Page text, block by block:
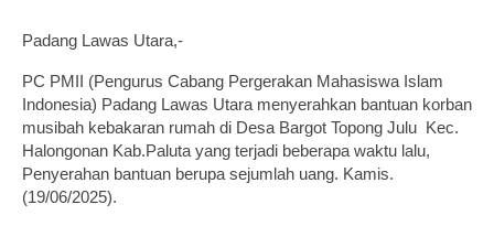
Padang Lawas Utara,-
PC PMII (Pengurus Cabang Pergerakan Mahasiswa Islam
Indonesia) Padang Lawas Utara menyerahkan bantuan korban
musibah kebakaran rumah di Desa Bargot Topong Julu Kec.
Halongonan Kab.Paluta yang terjadi beberapa waktu lalu,
Penyerahan bantuan berupa sejumlah uang. Kamis.
(19/06/2025).